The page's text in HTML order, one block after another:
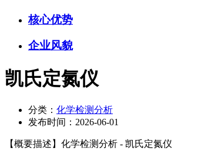
核心优势
企业风貌
凯氏定氮仪
分类： 化学检测分析
发布时间： 2026-06-01
【概要描述】 化学检测分析 - 凯氏定氮仪